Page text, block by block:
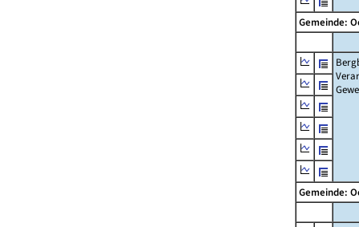
Gemeinde:
Gemeinde: